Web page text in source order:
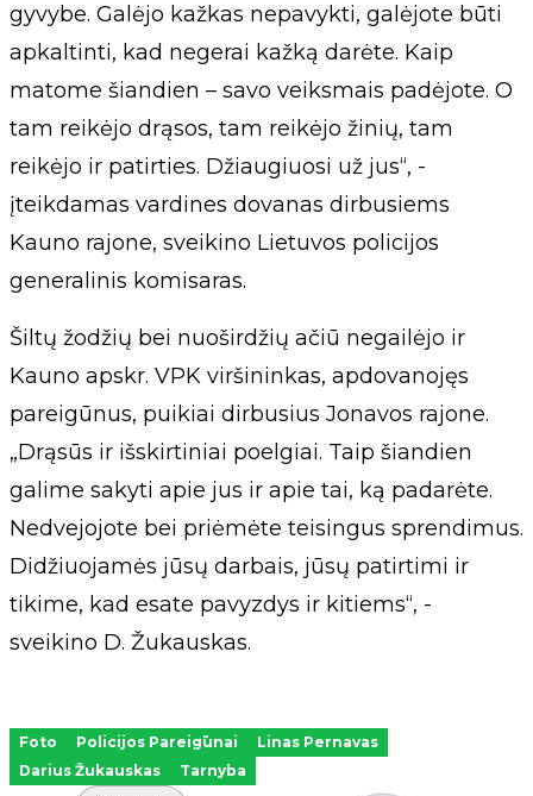
gyvybe. Galėjo kažkas nepavykti, galėjote būti
apkaltinti, kad negerai kažką darėte. Kaip
matome šiandien – savo veiksmais padėjote. O
tam reikėjo drąsos, tam reikėjo žinių, tam
reikėjo ir patirties. Džiaugiuosi už jus“, -
įteikdamas vardines dovanas dirbusiems
Kauno rajone, sveikino Lietuvos policijos
generalinis komisaras.
Šiltų žodžių bei nuoširdžių ačiū negailėjo ir
Kauno apskr. VPK viršininkas, apdovanojęs
pareigūnus, puikiai dirbusius Jonavos rajone.
„Drąsūs ir išskirtiniai poelgiai. Taip šiandien
galime sakyti apie jus ir apie tai, ką padarėte.
Nedvejojote bei priėmėte teisingus sprendimus.
Didžiuojamės jūsų darbais, jūsų patirtimi ir
tikime, kad esate pavyzdys ir kitiems“, -
sveikino D. Žukauskas.
Foto Policijos Pareigūnai
Linas Pernavas
Darius Žukauskas
Tarnyba